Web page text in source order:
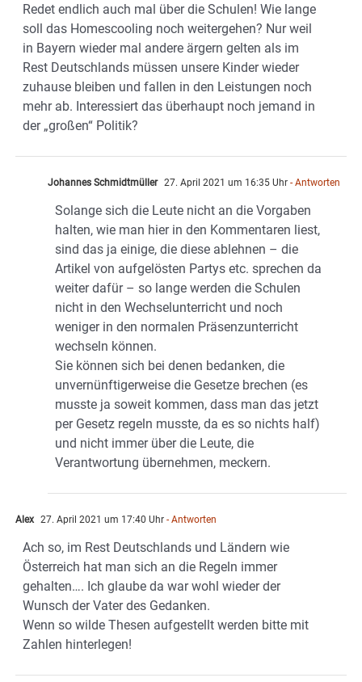
Redet endlich auch mal über die Schulen! Wie lange
soll das Homescooling noch weitergehen? Nur weil
in Bayern wieder mal andere ärgern gelten als im
Rest Deutschlands müssen unsere Kinder wieder
zuhause bleiben und fallen in den Leistungen noch
mehr ab. Interessiert das überhaupt noch jemand in
der „großen“ Politik?
Johannes Schmidtmüller 27. April 2021 um 16:35 Uhr - Antworten
Solange sich die Leute nicht an die Vorgaben
halten, wie man hier in den Kommentaren liest,
sind das ja einige, die diese ablehnen – die
Artikel von aufgelösten Partys etc. sprechen da
weiter dafür – so lange werden die Schulen
nicht in den Wechselunterricht und noch
weniger in den normalen Präsenzunterricht
wechseln können.
Sie können sich bei denen bedanken, die
unvernünftigerweise die Gesetze brechen (es
musste ja soweit kommen, dass man das jetzt
per Gesetz regeln musste, da es so nichts half)
und nicht immer über die Leute, die
Verantwortung übernehmen, meckern.
Alex 27. April 2021 um 17:40 Uhr - Antworten
Ach so, im Rest Deutschlands und Ländern wie
Österreich hat man sich an die Regeln immer
gehalten…. Ich glaube da war wohl wieder der
Wunsch der Vater des Gedanken.
Wenn so wilde Thesen aufgestellt werden bitte mit
Zahlen hinterlegen!